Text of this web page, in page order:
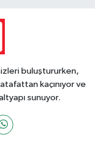
buluştururken,
kaçınıyor ve
sunuyor.